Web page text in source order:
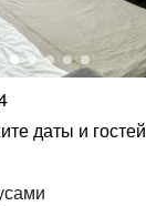
даты и гостей